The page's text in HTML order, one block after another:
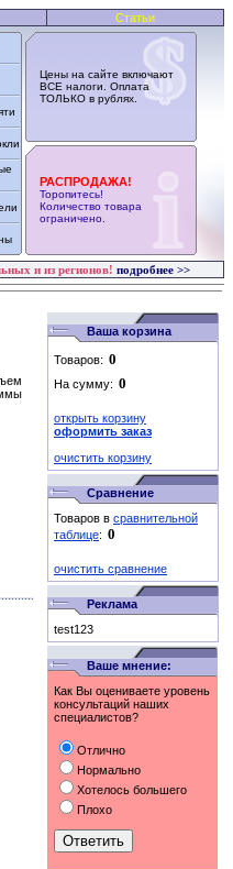
Статьи
Цены на сайте включают
ВСЕ налоги. Оплата
ТОЛЬКО в рублях.
РАСПРОДАЖА!
Торопитесь!
Количество товара
ограничено.
и из регионов! подробнее >>
Ваша корзина
Товаров:
На сумму:
открыть корзину
оформить заказ
очистить корзину
Сравнение
Товаров в сравнительной
таблице:
очистить сравнение
Реклама
test123
Ваше мнение:
Как Вы оцениваете уровень
консультаций наших
специалистов?
Отлично
Нормально
Хотелось большего
Плохо